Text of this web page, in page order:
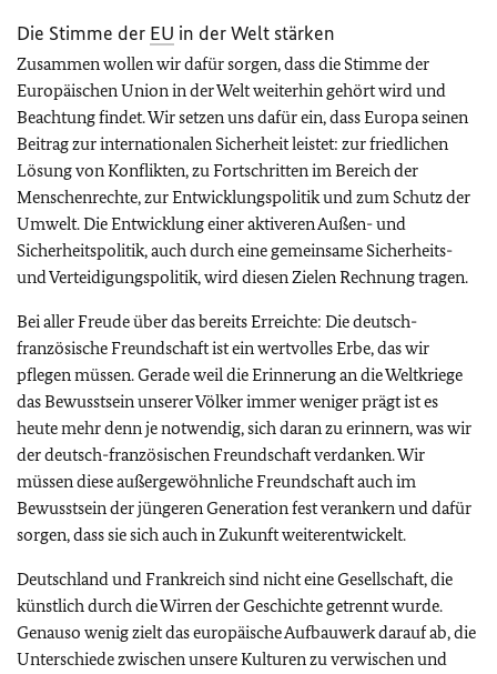
Die Stimme der EU in der Welt stärken
Zusammen wollen wir dafür sorgen, dass die Stimme der
Europäischen Union in der Welt weiterhin gehört wird und
Beachtung findet. Wir setzen uns dafür ein, dass Europa seinen
Beitrag zur internationalen Sicherheit leistet: zur friedlichen
Lösung von Konflikten, zu Fortschritten im Bereich der
Menschenrechte, zur Entwicklungspolitik und zum Schutz der
Umwelt. Die Entwicklung einer aktiveren Außen- und
Sicherheitspolitik, auch durch eine gemeinsame Sicherheits-
und Verteidigungspolitik, wird diesen Zielen Rechnung tragen.
Bei aller Freude über das bereits Erreichte: Die deutsch-
französische Freundschaft ist ein wertvolles Erbe, das wir
pflegen müssen. Gerade weil die Erinnerung an die Weltkriege
das Bewusstsein unserer Völker immer weniger prägt ist es
heute mehr denn je notwendig, sich daran zu erinnern, was wir
der deutsch-französischen Freundschaft verdanken. Wir
müssen diese außergewöhnliche Freundschaft auch im
Bewusstsein der jüngeren Generation fest verankern und dafür
sorgen, dass sie sich auch in Zukunft weiterentwickelt.
Deutschland und Frankreich sind nicht eine Gesellschaft, die
künstlich durch die Wirren der Geschichte getrennt wurde.
Genauso wenig zielt das europäische Aufbauwerk darauf ab, die
Unterschiede zwischen unsere Kulturen zu verwischen und